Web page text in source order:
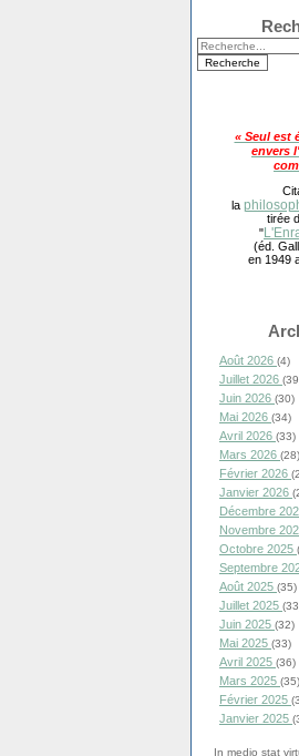
« Seul est
envers
la
tirée
"
(éd.
en 1949
Août 2026 (4)
Juillet 2026
Juin 2026 (30)
Mai 2026 (34)
Avril 2026 (33)
Mars 2026 (28)
Février 2026
Janvier 2026
Décembre
Novembre
Octobre 2025
Septembre
Août 2025 (35)
Juillet 2025
Juin 2025 (32)
Mai 2025 (33)
Avril 2025 (36)
Mars 2025 (35)
Février 2025
Janvier 2025
In medio stat